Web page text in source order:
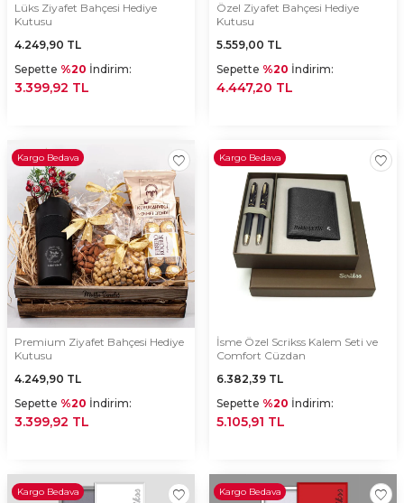
Lüks Ziyafet Bahçesi Hediye
Kutusu
4.249,90 TL
Sepette %20 İndirim:
3.399,92 TL
Özel Ziyafet Bahçesi Hediye
Kutusu
5.559,00 TL
Sepette %20 İndirim:
4.447,20 TL
Kargo Bedava
Premium Ziyafet Bahçesi Hediye
Kutusu
4.249,90 TL
Sepette %20 İndirim:
3.399,92 TL
Kargo Bedava
İsme Özel Scrikss Kalem Seti ve
Comfort Cüzdan
6.382,39 TL
Sepette %20 İndirim:
5.105,91 TL
Kargo Bedava Kargo Bedava